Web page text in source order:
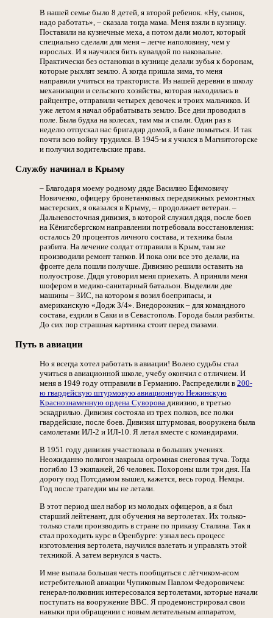
В нашей семье было 8 детей, я второй ребенок. «Ну, сынок,
надо работать», – сказала тогда мама. Меня взяли в кузницу.
Поставили на кузнечные меха, а потом дали молот, который
специально сделали для меня – легче наполовину, чем у
взрослых. И я научился бить кувалдой по наковальне.
Практически без остановки в кузнице делали зубья к боронам,
которые рыхлят землю. А когда пришла зима, то меня
направили учиться на тракториста. Из нашей деревни в школу
механизации и сельского хозяйства, которая находилась в
райцентре, отправили четырех девочек и троих мальчиков. И
уже летом я начал обрабатывать землю. Все дни проводил в
поле. Была будка на колесах, там мы и спали. Один раз в
неделю отпускал нас бригадир домой, в бане помыться. И так
почти всю войну трудился. В 1945-м я учился в Магнитогорске
и получил водительские права.
Службу начинал в Крыму
– Благодаря моему родному дяде Василию Ефимовичу
Новиченко, офицеру бронетанковых передвижных ремонтных
мастерских, я оказался в Крыму, – продолжает ветеран. –
Дальневосточная дивизия, в которой служил дядя, после боев
на Кёнигсбергском направлении потребовала восстановления:
осталось 20 процентов личного состава, и техника была
разбита. На лечение солдат отправили в Крым, там же
производили ремонт танков. И пока они все это делали, на
фронте дела пошли получше. Дивизию решили оставить на
полуострове. Дядя уговорил меня приехать. А приняли меня
шофером в медико-санитарный батальон. Выделили две
машины – ЗИС, на котором я возил боеприпасы, и
американскую «Додж 3/4». Внедорожник – для командного
состава, ездили в Саки и в Севастополь. Города были разбиты.
До сих пор страшная картинка стоит перед глазами.
Путь в авиации
Но я всегда хотел работать в авиации! Волею судьбы стал
учиться в авиационной школе, учебу окончил с отличием. И
меня в 1949 году отправили в Германию. Распределили в 200-
ю гвардейскую штурмовую авиационную Нежинскую
Краснознаменную ордена Суворова дивизию, в третью
эскадрилью. Дивизия состояла из трех полков, все полки
гвардейские, после боев. Дивизия штурмовая, вооружена была
самолетами ИЛ-2 и ИЛ-10. Я летал вместе с командирами.
В 1951 году дивизия участвовала в больших учениях.
Неожиданно полигон накрыла огромная снеговая туча. Тогда
погибло 13 экипажей, 26 человек. Похороны шли три дня. На
дорогу под Потсдамом вышел, кажется, весь город. Немцы.
Год после трагедии мы не летали.
В этот период шел набор из молодых офицеров, а я был
старший лейтенант, для обучения на вертолетах. Их только-
только стали производить в стране по приказу Сталина. Так я
стал проходить курс в Оренбурге: узнал весь процесс
изготовления вертолета, научился взлетать и управлять этой
техникой. А затем вернулся в часть.
И мне выпала большая честь пообщаться с лётчиком-асом
истребительной авиации Чупиковым Павлом Федоровичем:
генерал-полковник интересовался вертолетами, которые начали
поступать на вооружение ВВС. Я продемонстрировал свои
навыки при обращении с новым летательным аппаратом,